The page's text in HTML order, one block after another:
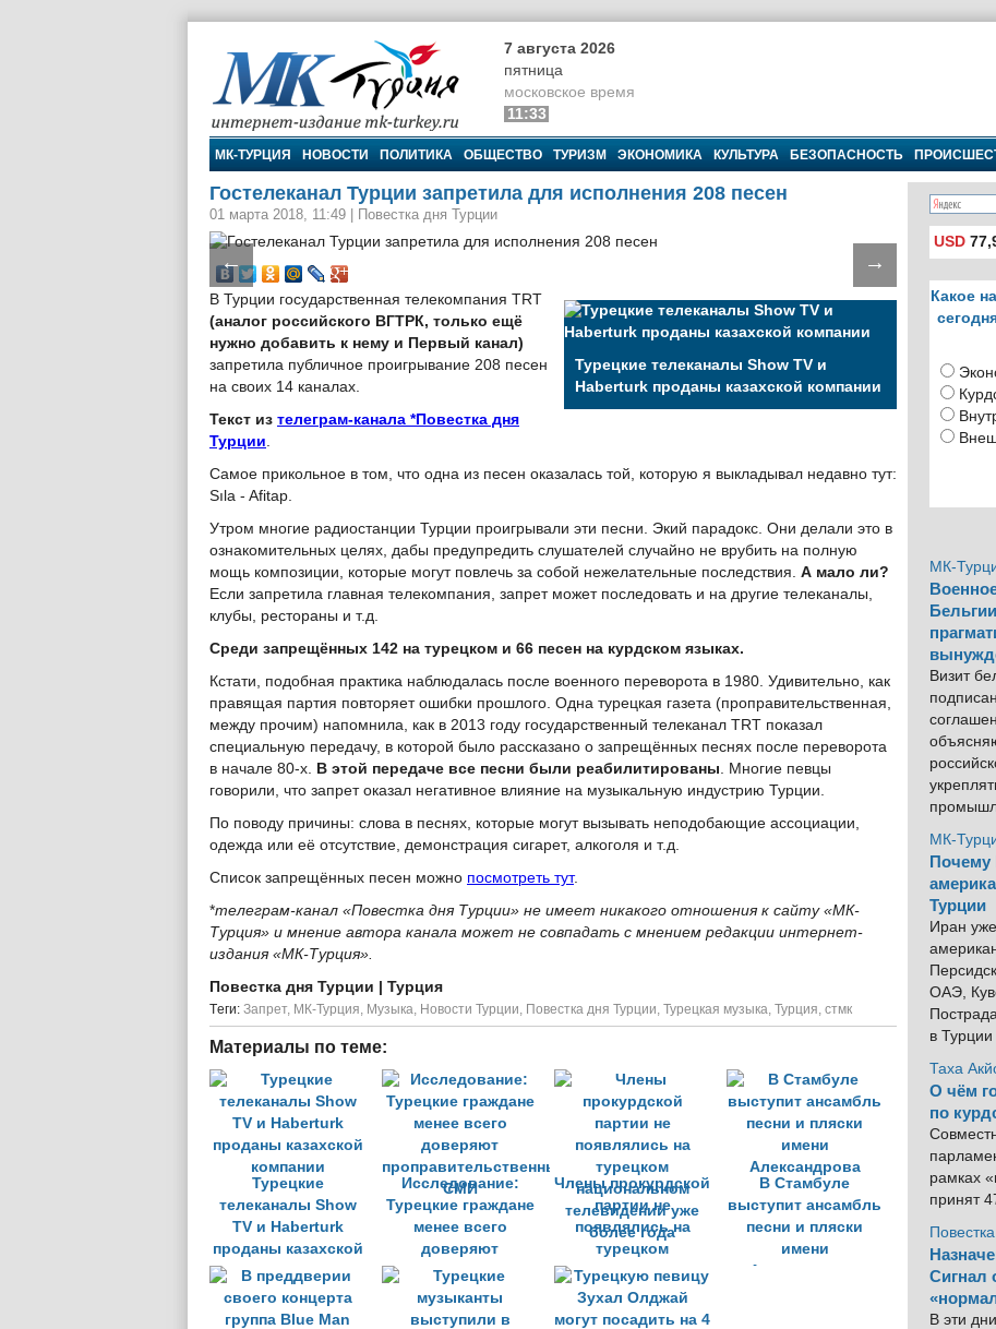
МК-Турция
7 августа 2026
пятница
московское время
11:33
МК-ТУРЦИЯ НОВОСТИ ПОЛИТИКА ОБЩЕСТВО ТУРИЗМ ЭКОНОМИКА КУЛЬТУРА БЕЗОПАСНОСТЬ
Гостелеканал Турции запретила для исполнения 208 песен
01 марта 2018, 11:49 Повестка дня Турции
← →
Турецкие телеканалы Show TV и
Haberturk проданы казахской компании
В Турции государственная телекомпания TRT
(аналог российского ВГТРК, только ещё
нужно добавить к нему и Первый канал)
запретила публичное проигрывание 208 песен
на своих 14 каналах.
Текст из телеграм-канала *Повестка дня
Турции.
Самое прикольное в том, что одна из песен оказалась той, которую я выкладывал недавно тут:
Sıla - Afitap.
Утром многие радиостанции Турции проигрывали эти песни. Экий парадокс. Они делали это в
ознакомительных целях, дабы предупредить слушателей случайно не врубить на полную
мощь композиции, которые могут повлечь за собой нежелательные последствия. А мало ли?
Если запретила главная телекомпания, запрет может последовать и на другие телеканалы,
клубы, рестораны и т.д.
Среди запрещённых 142 на турецком и 66 песен на курдском языках.
Кстати, подобная практика наблюдалась после военного переворота в 1980. Удивительно, как
правящая партия повторяет ошибки прошлого. Одна турецкая газета (проправительственная,
между прочим) напомнила, как в 2013 году государственный телеканал TRT показал
специальную передачу, в которой было рассказано о запрещённых песнях после переворота
в начале 80-х. В этой передаче все песни были реабилитированы. Многие певцы
говорили, что запрет оказал негативное влияние на музыкальную индустрию Турции.
По поводу причины: слова в песнях, которые могут вызывать неподобающие ассоциации,
одежда или её отсутствие, демонстрация сигарет, алкоголя и т.д.
Список запрещённых песен можно посмотреть тут.
*телеграм-канал «Повестка дня Турции» не имеет никакого отношения к сайту «МК-
Турция» и мнение автора канала может не совпадать с мнением редакции интернет-
издания «МК-Турция».
Повестка дня Турции
| Турция
Tеги: Запрет, МК-Турция, Музыка, Новости Турции, Повестка дня Турции, Турецкая музыка, Турция, стмк
Материалы по теме:
Турецкие
телеканалы Show
TV и Haberturk
проданы казахской
компании
Исследование:
Турецкие граждане
менее всего
доверяют
проправительственным
СМИ
Члены прокурдской
партии не
появлялись на
турецком
национальном
телевидении уже
более года
В Стамбуле
выступит ансамбль
песни и пляски
имени
Александрова
USD
Какое
МК-
Визит
МК-
Почему
Турции
Иран
ОАЭ,
в
Таха
О чём
по
рамках
принят
Сигнал
В эти